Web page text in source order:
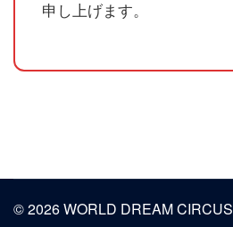
申し上げます。
© 2026 WORLD DREAM CIRCUS